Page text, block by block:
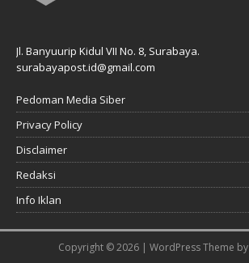
Jl. Banyuurip Kidul VII No. 8, Surabaya.
surabayapost.id@gmail.com
Pedoman Media Siber
Privacy Policy
Disclaimer
Redaksi
Info Iklan
Copyright © 2026 | WordPress Theme by